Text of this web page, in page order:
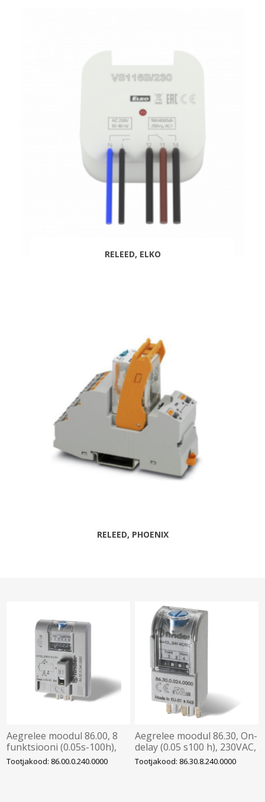
RELEED, ELKO
RELEED, PHOENIX
Aegrelee moodul 86.00, 8
funktsiooni (0.05s-100h),
12-230VAC/DC, pesadele
90/92/96, Finder
Tootjakood: 86.00.0.240.0000
Aegrelee moodul 86.30, On-
delay (0.05 s100 h), 230VAC,
pesadele 94/95/96/97,
Finder
Tootjakood: 86.30.8.240.0000